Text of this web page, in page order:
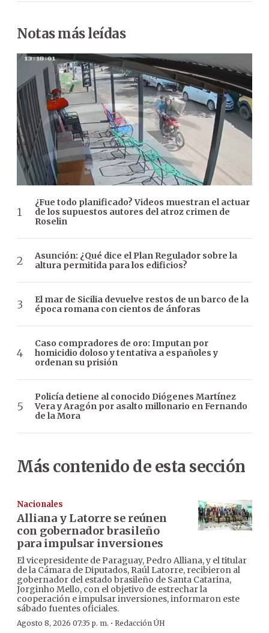
Notas más leídas
¿Fue todo planificado? Videos muestran el actuar
de los supuestos autores del atroz crimen de
Roselin
Asunción: ¿Qué dice el Plan Regulador sobre la
altura permitida para los edificios?
El mar de Sicilia devuelve restos de un barco de la
época romana con cientos de ánforas
Caso compradores de oro: Imputan por
homicidio doloso y tentativa a españoles y
ordenan su prisión
Policía detiene al conocido Diógenes Martínez
Vera y Aragón por asalto millonario en Fernando
de la Mora
Más contenido de esta sección
Nacionales
Alliana y Latorre se reúnen
con gobernador brasileño
para impulsar inversiones
El vicepresidente de Paraguay, Pedro Alliana, y el titular
de la Cámara de Diputados, Raúl Latorre, recibieron al
gobernador del estado brasileño de Santa Catarina,
Jorginho Mello, con el objetivo de estrechar la
cooperación e impulsar inversiones, informaron este
sábado fuentes oficiales.
Agosto 8, 2026 07:35 p. m. · Redacción ÚH